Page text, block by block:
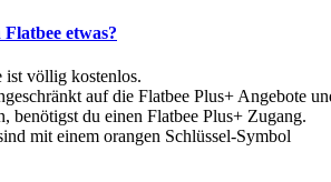
etwas?
völlig kostenlos.
auf die Flatbee Plus+ Angebote
benötigst du einen Flatbee Plus+ Zugang.
mit einem orangen Schlüssel-Symbol